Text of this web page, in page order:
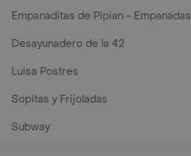
Empanaditas de Pipian - Empanadas
Desayunadero de la 42
Luisa Postres
Sopitas y Frijoladas
Subway